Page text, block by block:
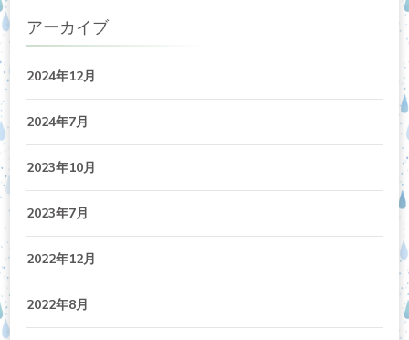
アーカイブ
2024年12月
2024年7月
2023年10月
2023年7月
2022年12月
2022年8月